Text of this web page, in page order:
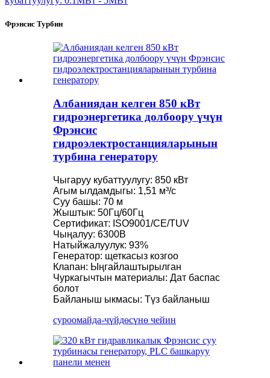
Фрэнсис Турбин
Албаниядан келген 850 кВт
гидроэнергетика долбоору үчүн
Фрэнсис
гидроэлектростанцияларынын
турбина генератору
Чыгаруу кубаттуулугу: 850 кВт
Агым ылдамдыгы: 1,51 м³/с
Суу башы: 70 м
Жыштык: 50Гц/60Гц
Сертификат: ISO9001/CE/TUV
Чыңалуу: 6300В
Натыйжалуулук: 93%
Генератор: щеткасыз козгоо
Клапан: Ыңгайлаштырылган
Чуркагычтын материалы: Дат баспас
болот
Байланыш ыкмасы: Түз байланыш
суроомайда-чүйдөсүнө чейин